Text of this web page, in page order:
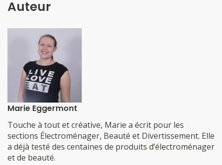
Auteur
Marie Eggermont
​​​​​​​​Touche à tout et créative, Marie a écrit pour les
sections Électroménager, Beauté et Divertissement. Elle
a déjà testé des centaines de produits d’électroménager
et de beauté.